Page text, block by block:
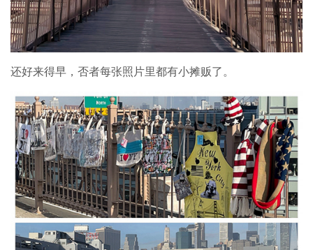
还好来得早，否者每张照片里都有小摊贩了。